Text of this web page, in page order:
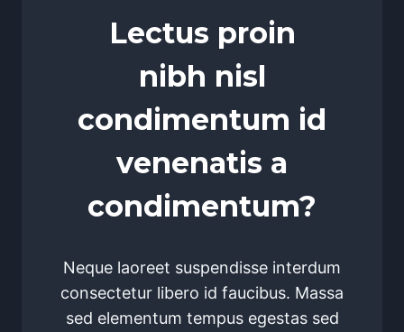
Lectus proin
nibh nisl
condimentum id
venenatis a
condimentum?
Neque laoreet suspendisse interdum
consectetur libero id faucibus. Massa
sed elementum tempus egestas sed